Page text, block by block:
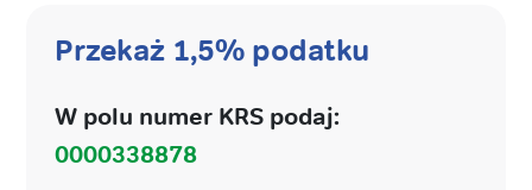
Przekaż 1,5% podatku
W polu numer KRS podaj:
0000338878